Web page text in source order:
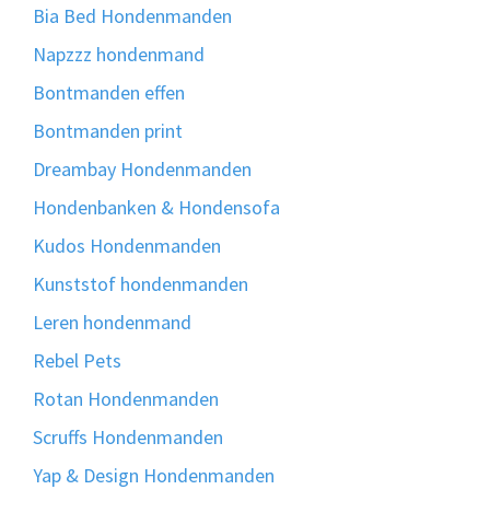
Bia Bed Hondenmanden
Napzzz hondenmand
Bontmanden effen
Bontmanden print
Dreambay Hondenmanden
Hondenbanken & Hondensofa
Kudos Hondenmanden
Kunststof hondenmanden
Leren hondenmand
Rebel Pets
Rotan Hondenmanden
Scruffs Hondenmanden
Yap & Design Hondenmanden